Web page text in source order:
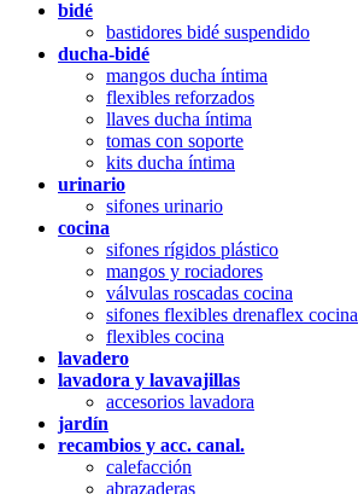
bidé
bastidores bidé suspendido
ducha-bidé
mangos ducha íntima
flexibles reforzados
llaves ducha íntima
tomas con soporte
kits ducha íntima
urinario
sifones urinario
cocina
sifones rígidos plástico
mangos y rociadores
válvulas roscadas cocina
sifones flexibles drenaflex cocina
flexibles cocina
lavadero
lavadora y lavavajillas
accesorios lavadora
jardín
recambios y acc. canal.
calefacción
abrazaderas